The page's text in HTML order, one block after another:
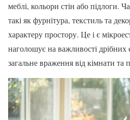
меблі, кольори стін або підлоги.
такі як фурнітура, текстиль та
характеру простору. Це і є
наголошує на важливості
загальне враження від кімнати та